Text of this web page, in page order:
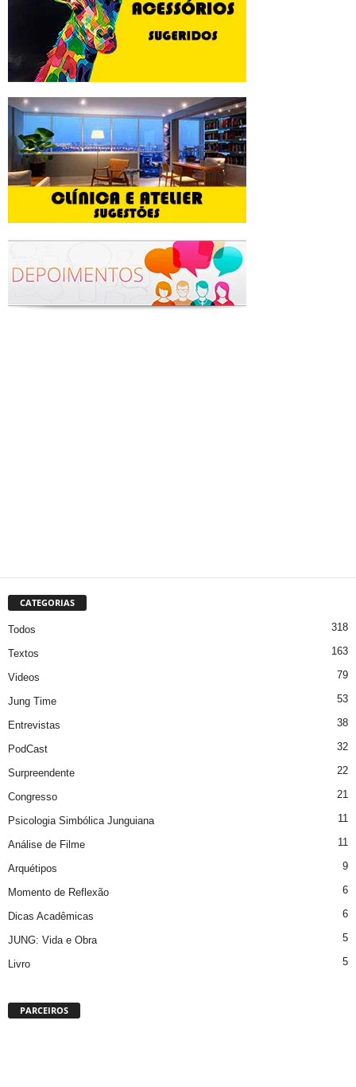
CATEGORIAS
Todos 318
Textos 163
Videos 79
Jung Time 53
Entrevistas 38
PodCast 32
Surpreendente 22
Congresso 21
Psicologia Simbólica Junguiana 11
Análise de Filme 11
Arquétipos 9
Momento de Reflexão 6
Dicas Acadêmicas 6
JUNG: Vida e Obra 5
Livro 5
PARCEIROS